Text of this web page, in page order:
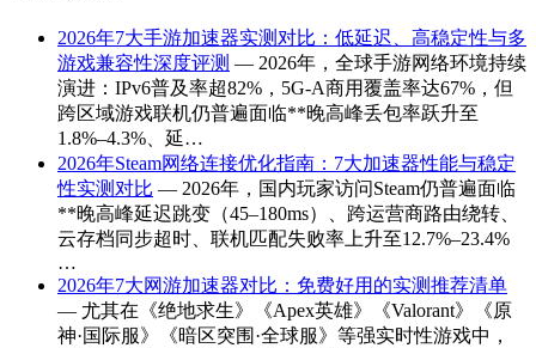
2026年7大手游加速器实测对比：低延迟、高稳定性与多
游戏兼容性深度评测 — 2026年，全球手游网络环境持续
演进：IPv6普及率超82%，5G-A商用覆盖率达67%，但
跨区域游戏联机仍普遍面临**晚高峰丢包率跃升至
1.8%–4.3%、延…
2026年Steam网络连接优化指南：7大加速器性能与稳定
性实测对比 — 2026年，国内玩家访问Steam仍普遍面临
**晚高峰延迟跳变（45–180ms）、跨运营商路由绕转、
云存档同步超时、联机匹配失败率上升至12.7%–23.4%
…
2026年7大网游加速器对比：免费好用的实测推荐清单
— 尤其在《绝地求生》《Apex英雄》《Valorant》《原
神·国际服》《暗区突围·全球服》等强实时性游戏中，